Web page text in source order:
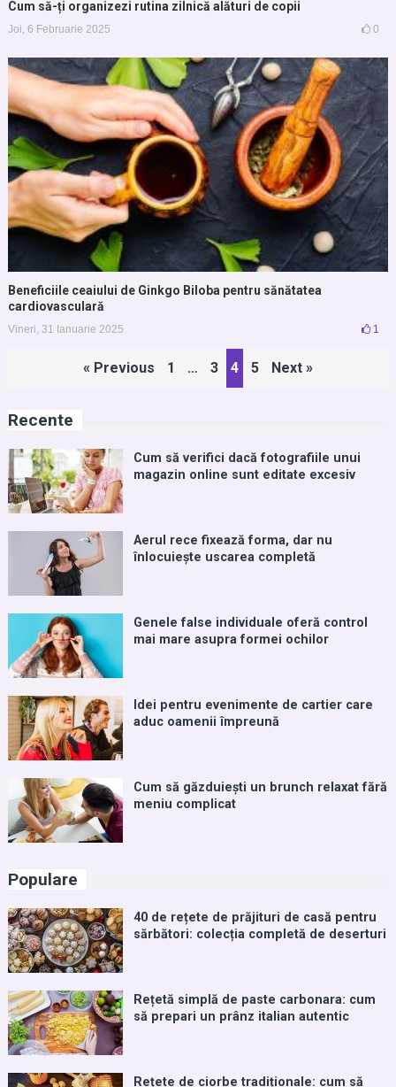
Cum să-ți organizezi rutina zilnică alături de copii
Joi, 6 Februarie 2025 0
Beneficiile ceaiului de Ginkgo Biloba pentru sănătatea
cardiovasculară
Vineri, 31 Ianuarie 2025 1
« Previous 1 … 3 4 5 Next »
Recente
Cum să verifici dacă fotografiile unui
magazin online sunt editate excesiv
Aerul rece fixează forma, dar nu
înlocuiește uscarea completă
Genele false individuale oferă control
mai mare asupra formei ochilor
Idei pentru evenimente de cartier care
aduc oamenii împreună
Cum să găzduiești un brunch relaxat fără
meniu complicat
Populare
40 de rețete de prăjituri de casă pentru
sărbători: colecția completă de deserturi
Rețetă simplă de paste carbonara: cum
să prepari un prânz italian autentic
Rețete de ciorbe tradiționale: cum să